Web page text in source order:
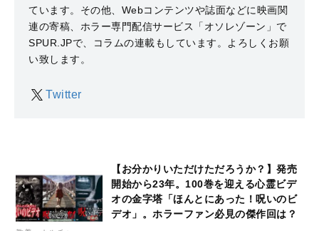
ています。その他、Webコンテンツや誌面などに映画関
連の寄稿、ホラー専門配信サービス「オソレゾーン」で
SPUR.JPで、コラムの連載もしています。よろしくお願
い致します。
Twitter
【お分かりいただけただろうか？】発売
開始から23年。100巻を迎える心霊ビデ
オの金字塔「ほんとにあった！呪いのビ
デオ」。ホラーファン必見の傑作回は？